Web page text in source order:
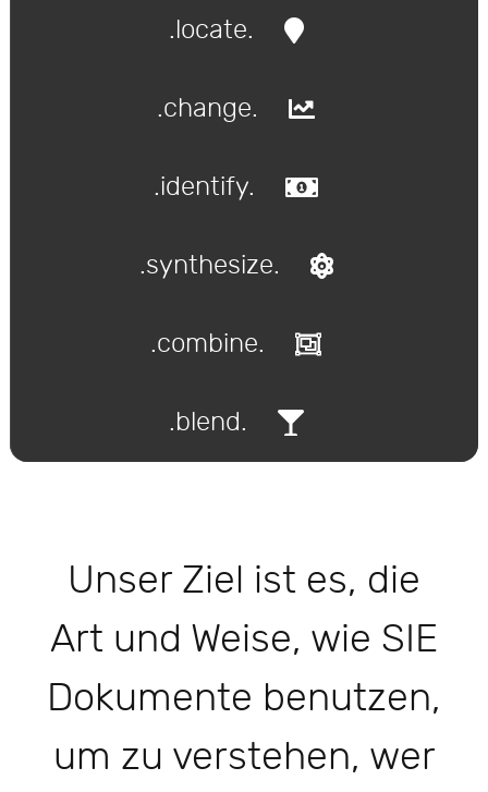
.locate.
.change.
.identify.
.synthesize.
.combine.
.blend.
Unser Ziel ist es, die
Art und Weise, wie SIE
Dokumente benutzen,
um zu verstehen, wer